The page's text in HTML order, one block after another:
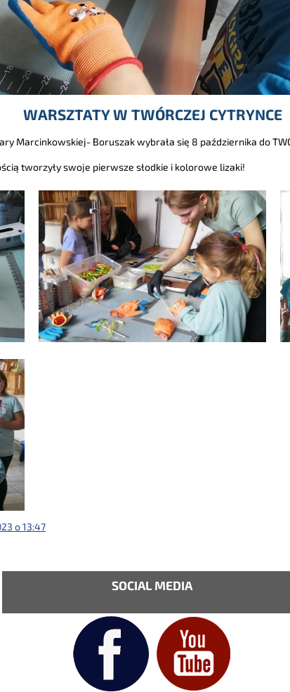
WARSZTATY W TWÓRCZEJ CYTRYNCE
Marcinkowskiej- Boruszak wybrała się 8 października do
tworzyły swoje pierwsze słodkie i kolorowe lizaki!
o 13:47
SOCIAL MEDIA